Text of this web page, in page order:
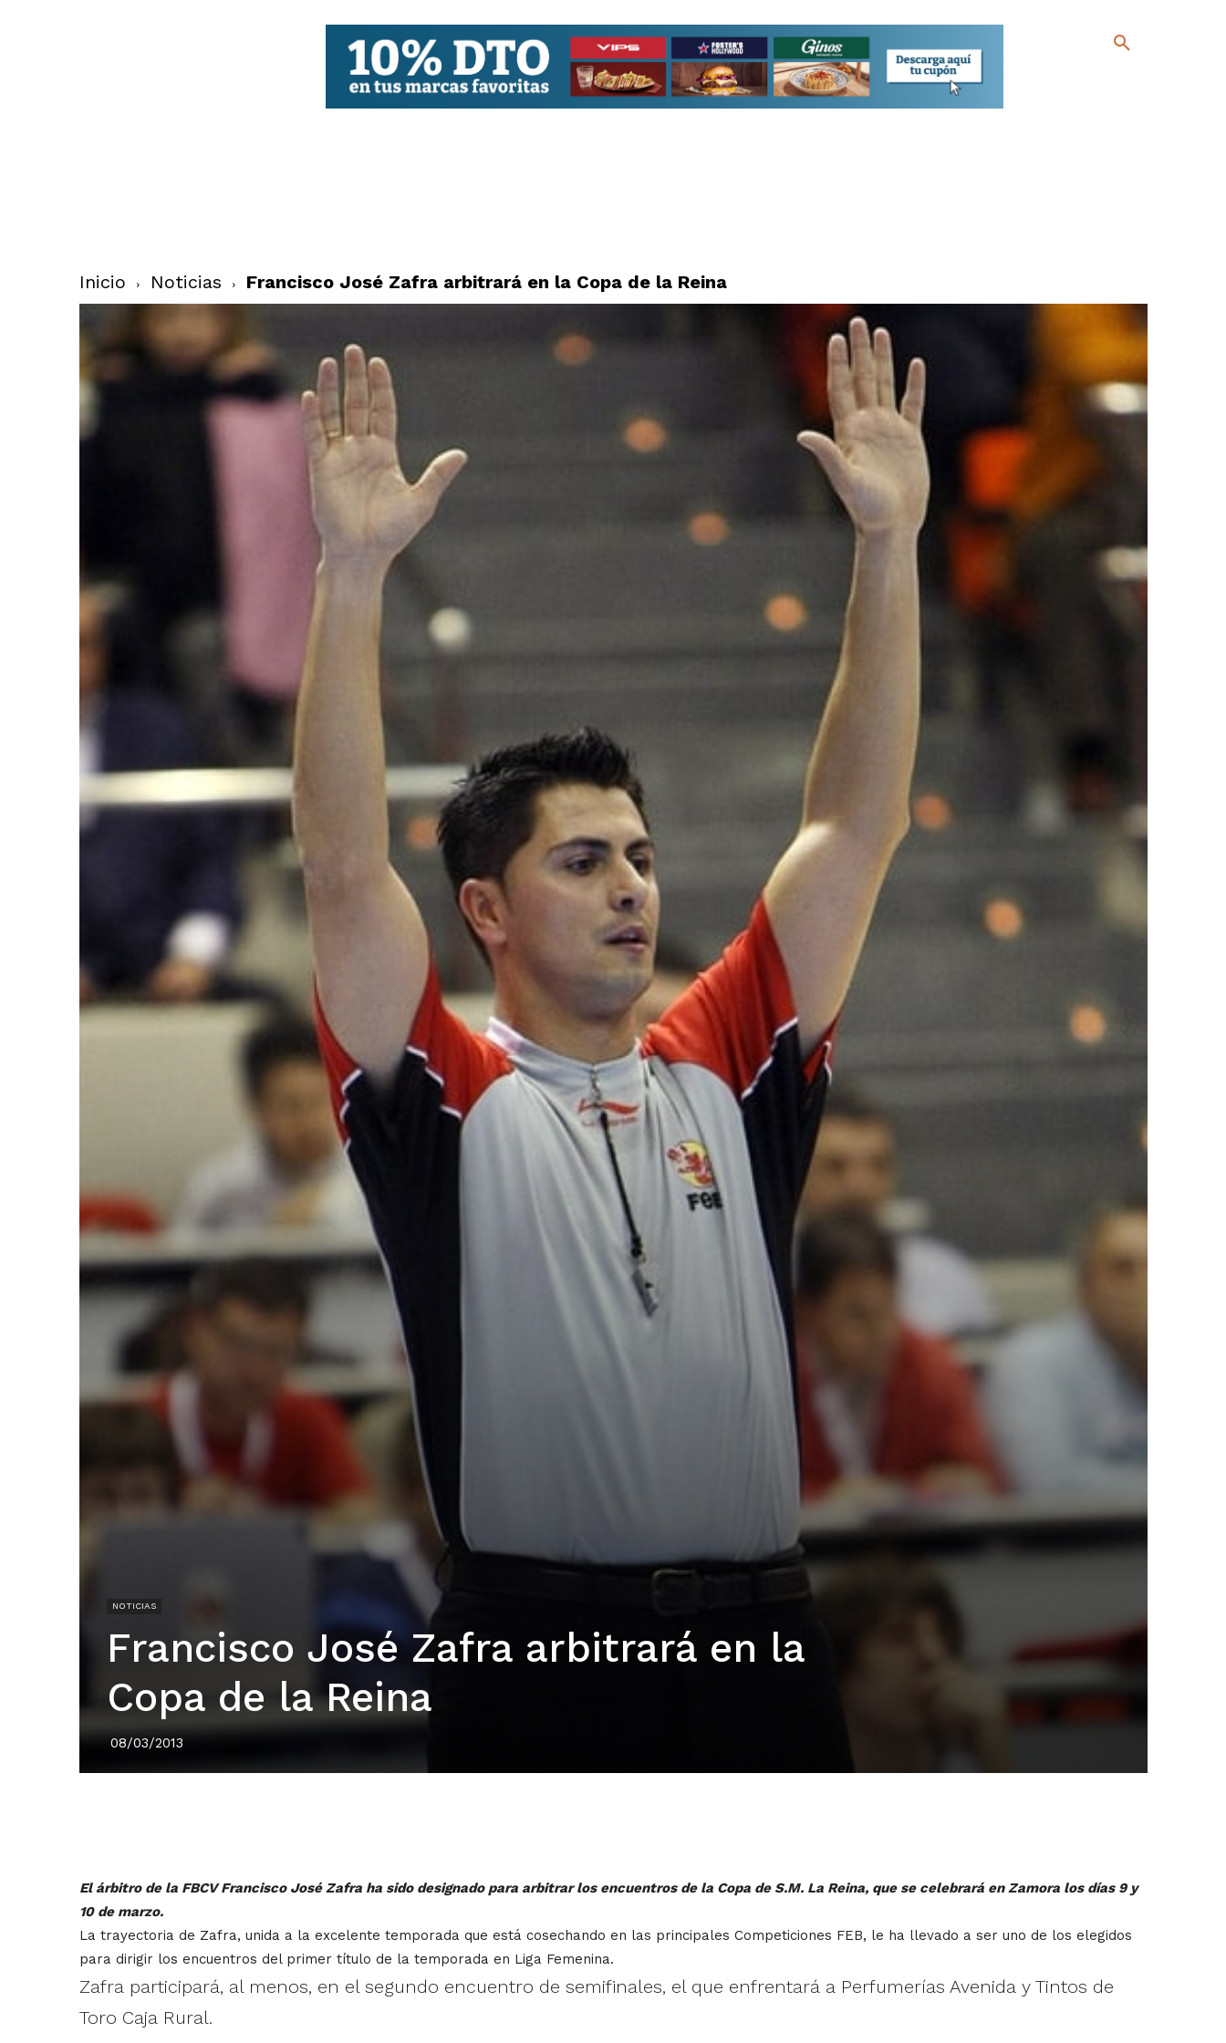
Inicio Noticias Francisco José Zafra arbitrará en la Copa de la Reina
NOTICIAS
Francisco José Zafra arbitrará en la
Copa de la Reina
08/03/2013
El árbitro de la FBCV Francisco José Zafra ha sido designado para arbitrar los encuentros de la Copa de S.M. La Reina, que se celebrará en Zamora los días 9 y
10 de marzo.
La trayectoria de Zafra, unida a la excelente temporada que está cosechando en las principales Competiciones FEB, le ha llevado a ser uno de los elegidos
para dirigir los encuentros del primer título de la temporada en Liga Femenina.
Zafra participará, al menos, en el segundo encuentro de semifinales, el que enfrentará a Perfumerías Avenida y Tintos de
Toro Caja Rural.